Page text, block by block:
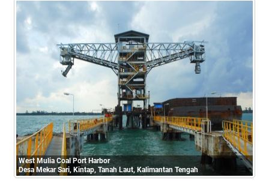
West Mulia Coal Port Harbor
Desa Mekar Sari, Kintap, Tanah Laut, Kalimantan Tengah